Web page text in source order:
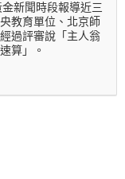
新聞時段報導近三
教育單位、北京師
過評審說「主人翁
算」。